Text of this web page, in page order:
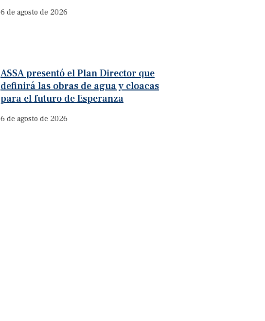
6 de agosto de 2026
ASSA presentó el Plan Director que
definirá las obras de agua y cloacas
para el futuro de Esperanza
6 de agosto de 2026